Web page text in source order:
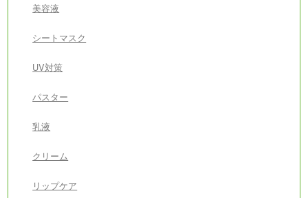
美容液
シートマスク
UV対策
パスター
乳液
クリーム
リップケア